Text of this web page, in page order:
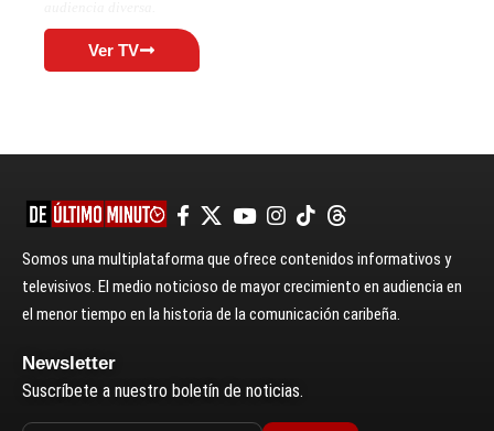
Ver TV
Somos una multiplataforma que ofrece contenidos informativos y
televisivos. El medio noticioso de mayor crecimiento en audiencia en
el menor tiempo en la historia de la comunicación caribeña.
Newsletter
Suscríbete a nuestro boletín de noticias.